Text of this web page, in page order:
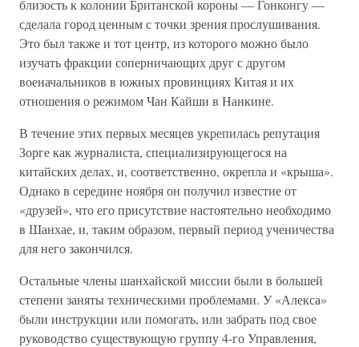
близость к колонии Британской короны — Гонконгу —
сделала город ценным с точки зрения прослушивания.
Это был также и тот центр, из которого можно было
изучать фракции соперничающих друг с другом
военачальников в южных провинциях Китая и их
отношения о режимом Чан Кайши в Нанкине.
В течение этих первых месяцев укрепилась репутация
Зорге как журналиста, специализирующегося на
китайских делах, и, соответственно, окрепла и «крыша».
Однако в середине ноября он получил известие от
«друзей», что его присутствие настоятельно необходимо
в Шанхае, и, таким образом, первый период ученичества
для него закончился.
Остальные члены шанхайской миссии были в большей
степени заняты техническими проблемами. У «Алекса»
были инструкции или помогать, или забрать под свое
руководство существующую группу 4-го Управления,